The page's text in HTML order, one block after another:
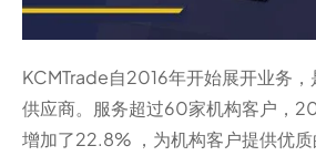
KCMTrade自2016年开始展开业务
供应商。服务超过60家机构客户，
增加了22.8% ，为机构客户提供优